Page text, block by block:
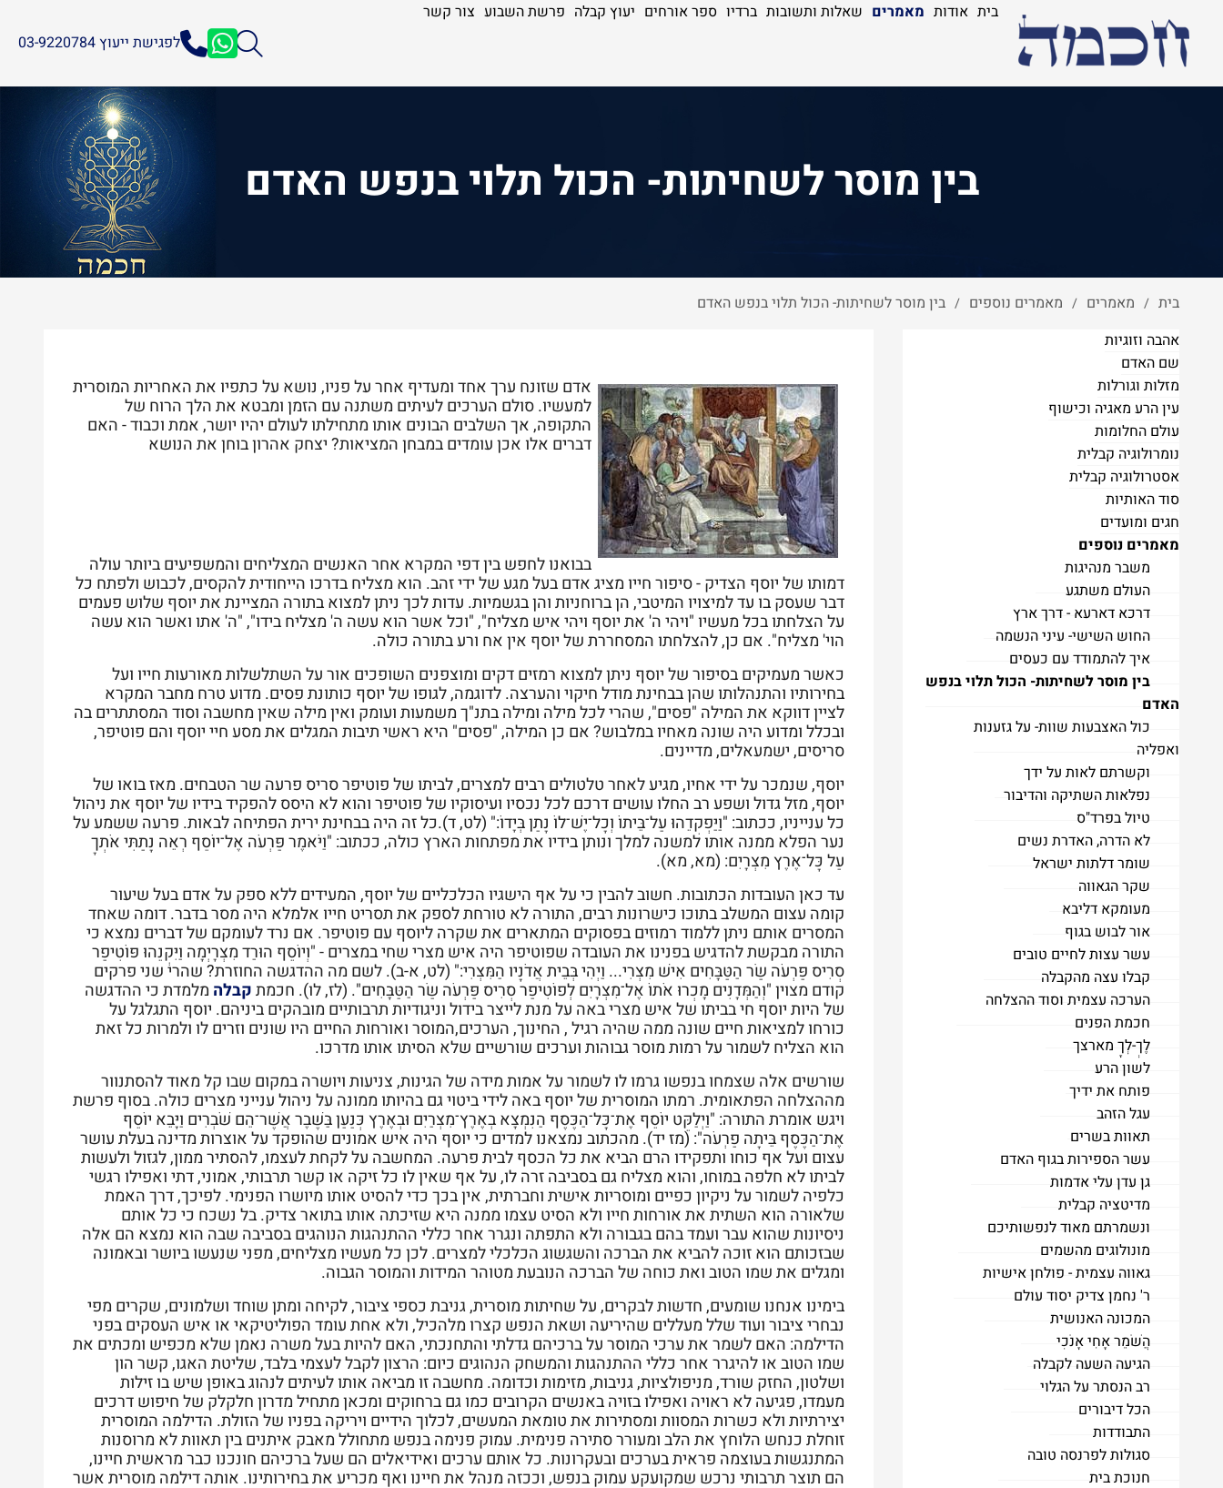
בית אודות מאמרים שאלות ותשובות ברדיו ספר אורחים יעוץ קבלה פרשת השבוע צור קשר
לפגישת ייעוץ 03-9220784
בין מוסר לשחיתות- הכול תלוי בנפש האדם
בית / מאמרים / מאמרים נוספים / בין מוסר לשחיתות- הכול תלוי בנפש האדם
אהבה וזוגיות
שם האדם
מזלות וגורלות
עין הרע מאגיה וכישוף
עולם החלומות
נומרולוגיה קבלית
אסטרולוגיה קבלית
סוד האותיות
חגים ומועדים
מאמרים נוספים
משבר מנהיגות
העולם משתגע
דרכא דארעא - דרך ארץ
החוש השישי- עיני הנשמה
איך להתמודד עם כעסים
בין מוסר לשחיתות- הכול תלוי בנפש
האדם
כול האצבעות שוות- על גזענות
ואפליה
וקשרתם לאות על ידך
נפלאות השתיקה והדיבור
טיול בפרד"ס
לא הדרה, האדרת נשים
שומר דלתות ישראל
שקר הגאווה
מעומקא דליבא
אור לבוש בגוף
עשר עצות לחיים טובים
קבלו עצה מהקבלה
הערכה עצמית וסוד ההצלחה
חכמת הפנים
לֶךְ-לְךָ מארצך
לשון הרע
פותח את ידיך
עגל הזהב
תאוות בשרים
עשר הספירות בגוף האדם
גן עדן עלי אדמות
מדיטציה קבלית
ונשמרתם מאוד לנפשותיכם
מונולוגים מהשמים
גאווה עצמית - פולחן אישיות
ר' נחמן צדיק יסוד עולם
המכונה האנושית
הֲשֹׁמֵר אָחִי אָנֹכִי
הגיעה השעה לקבלה
רב הנסתר על הגלוי
הכל דיבורים
התבודדות
סגולות לפרנסה טובה
חנוכת בית
אדם שזונח ערך אחד ומעדיף אחר על פניו, נושא על כתפיו את האחריות המוסרית
למעשיו. סולם הערכים לעיתים משתנה עם הזמן ומבטא את הלך הרוח של
התקופה, אך השלבים הבונים אותו מתחילתו לעולם יהיו יושר, אמת וכבוד - האם
דברים אלו אכן עומדים במבחן המציאות? יצחק אהרון בוחן את הנושא
בבואנו לחפש בין דפי המקרא אחר האנשים המצליחים והמשפיעים ביותר עולה
דמותו של יוסף הצדיק - סיפור חייו מציג אדם בעל מגע של ידי זהב. הוא מצליח בדרכו הייחודית להקסים, לכבוש ולפתח כל
דבר שעסק בו עד למיצויו המיטבי, הן ברוחניות והן בגשמיות. עדות לכך ניתן למצוא בתורה המציינת את יוסף שלוש פעמים
על הצלחתו בכל מעשיו "ויהי ה' את יוסף ויהי איש מצליח", "וכל אשר הוא עשה ה' מצליח בידו", "ה' אתו ואשר הוא עשה
הוי' מצליח". אם כן, להצלחתו המסחררת של יוסף אין אח ורע בתורה כולה.
כאשר מעמיקים בסיפור של יוסף ניתן למצוא רמזים דקים ומוצפנים השופכים אור על השתלשלות מאורעות חייו ועל
בחירותיו והתנהלותו שהן בבחינת מודל חיקוי והערצה. לדוגמה, לגופו של יוסף כותונת פסים. מדוע טרח מחבר המקרא
לציין דווקא את המילה "פסים", שהרי לכל מילה ומילה בתנ"ך משמעות ועומק ואין מילה שאין מחשבה וסוד המסתתרים בה
ובכלל ומדוע היה שונה מאחיו במלבוש? אם כן המילה, "פסים" היא ראשי תיבות המגלים את מסע חיי יוסף והם פוטיפר,
סריסים, ישמעאלים, מדיינים.
יוסף, שנמכר על ידי אחיו, מגיע לאחר טלטולים רבים למצרים, לביתו של פוטיפר סריס פרעה שר הטבחים. מאז בואו של
יוסף, מזל גדול ושפע רב החלו עושים דרכם לכל נכסיו ועיסוקיו של פוטיפר והוא לא היסס להפקיד בידיו של יוסף את ניהול
כל ענייניו, ככתוב: "וַיַּפְקִדֵהוּ עַל־בֵּיתוֹ וְכָל־יֶשׁ־לוֹ נָתַן בְּיָדוֹ:" (לט, ד).כל זה היה בבחינת ירית הפתיחה לבאות. פרעה ששמע על
נער הפלא ממנה אותו למשנה למלך ונותן בידיו את מפתחות הארץ כולה, ככתוב: "וַיֹּאמֶר פַּרְעֹה אֶל־יוֹסֵף רְאֵה נָתַתִּי אֹתְךָ
עַל כָּל־אֶרֶץ מִצְרָיִם: (מא, מא).
עד כאן העובדות הכתובות. חשוב להבין כי על אף הישגיו הכלכליים של יוסף, המעידים ללא ספק על אדם בעל שיעור
קומה עצום המשלב בתוכו כישרונות רבים, התורה לא טורחת לספק את תסריט חייו אלמלא היה מסר בדבר. דומה שאחד
המסרים אותם ניתן ללמוד רמוזים בפסוקים המתארים את שקרה ליוסף עם פוטיפר. אם נרד לעומקם של דברים נמצא כי
התורה מבקשת להדגיש בפנינו את העובדה שפוטיפר היה איש מצרי שחי במצרים - "וְיוֹסֵף הוּרַד מִצְרָיְמָה וַיִּקְנֵהוּ פּוֹטִיפַר
סְרִיס פַּרְעֹה שַׂר הַטַּבָּחִים אִישׁ מִצְרִי... וַיְהִי בְּבֵית אֲדֹנָיו הַמִּצְרִי:" (לט, א-ב). לשם מה ההדגשה החוזרת? שהרי שני פרקים
קודם מצוין "וְהַמְּדָנִים מָכְרוּ אֹתוֹ אֶל־מִצְרָיִם לְפוֹטִיפַר סְרִיס פַּרְעֹה שַׂר הַטַּבָּחִים". (לז, לו). חכמתקבלה מלמדת כי ההדגשה
של היות יוסף חי בביתו של איש מצרי באה על מנת לייצר בידול וניגודיות תרבותיים מובהקים ביניהם. יוסף התגלגל על
כורחו למציאות חיים שונה ממה שהיה רגיל , החינוך, הערכים,המוסר ואורחות החיים היו שונים וזרים לו ולמרות כל זאת
הוא הצליח לשמור על רמות מוסר גבוהות וערכים שורשיים שלא הסיתו אותו מדרכו.
שורשים אלה שצמחו בנפשו גרמו לו לשמור על אמות מידה של הגינות, צניעות ויושרה במקום שבו קל מאוד להסתנוור
מההצלחה הפתאומית. רמתו המוסרית של יוסף באה לידי ביטוי גם בהיותו ממונה על ניהול ענייני מצרים כולה. בסוף פרשת
ויגש אומרת התורה: "וַיְלַקֵּט יוֹסֵף אֶת־כָּל־הַכֶּסֶף הַנִּמְצָא בְאֶרֶץ־מִצְרַיִם וּבְאֶרֶץ כְּנַעַן בַּשֶּׁבֶר אֲשֶׁר־הֵם שֹׁבְרִים וַיָּבֵא יוֹסֵף
אֶת־הַכֶּסֶף בֵּיתָה פַרְעֹה": (מז יד). מהכתוב נמצאנו למדים כי יוסף היה איש אמונים שהופקד על אוצרות מדינה בעלת עושר
עצום ועל אף כוחו ותפקידו הרם הביא את כל הכסף לבית פרעה. המחשבה על לקחת לעצמו, להסתיר ממון, לגזול ולעשות
לביתו לא חלפה במוחו, והוא מצליח גם בסביבה זרה לו, על אף שאין לו כל זיקה או קשר תרבותי, אמוני, דתי ואפילו רגשי
כלפיה לשמור על ניקיון כפיים ומוסריות אישית וחברתית, אין בכך כדי להסיט אותו מיושרו הפנימי. לפיכך, דרך האמת
שלאורה הוא השתית את אורחות חייו ולא הסיט עצמו ממנה היא שזיכתה אותו בתואר צדיק. בל נשכח כי כל אותם
ניסיונות שהוא עבר ועמד בהם בגבורה ולא התפתה ונגרר אחר כללי ההתנהגות הנוהגים בסביבה שבה הוא נמצא הם אלה
שבזכותם הוא זוכה להביא את הברכה והשגשוג הכלכלי למצרים. לכן כל מעשיו מצליחים, מפני שנעשו ביושר ובאמונה
ומגלים את שמו הטוב ואת כוחה של הברכה הנובעת מטוהר המידות והמוסר הגבוה.
בימינו אנחנו שומעים, חדשות לבקרים, על שחיתות מוסרית, גניבת כספי ציבור, לקיחה ומתן שוחד ושלמונים, שקרים מפי
נבחרי ציבור ועוד שלל מעללים שהיריעה ושאת הנפש קצרו מלהכיל, ולא אחת עומד הפוליטיקאי או איש העסקים בפני
הדילמה: האם לשמר את ערכי המוסר על ברכיהם גדלתי והתחנכתי, האם להיות בעל משרה נאמן שלא מכפיש ומכתים את
שמו הטוב או להיגרר אחר כללי ההתנהגות והמשחק הנהוגים כיום: הרצון לקבל לעצמי בלבד, שליטת האגו, קשר הון
ושלטון, החזק שורד, מניפולציות, גניבות, מזימות וכדומה. מחשבה זו מביאה אותו לעיתים לנהוג באופן שיש בו זילות
מעמדו, פגיעה לא ראויה ואפילו בזויה באנשים הקרובים כמו גם ברחוקים ומכאן מתחיל מדרון חלקלק של חיפוש דרכים
יצירתיות ולא כשרות המסוות ומסתירות את טומאת המעשים, לכלוך הידיים ויריקה בפניו של הזולת. הדילמה המוסרית
זוחלת כנחש הלוחץ את הלב ומעורר סתירה פנימית. עמוק פנימה בנפש מתחולל מאבק איתנים בין תאוות לא מרוסנות
המתנגשות בעוצמה פראית בערכים ובעקרונות. כל אותם ערכים ואידיאלים הם שעל ברכיהם חונכנו כבר מראשית חיינו,
הם תוצר תרבותי נרכש שמקועקע עמוק בנפש, וככזה מנהל את חיינו ואף מכריע את בחירותינו. אותה דילמה מוסרית אשר